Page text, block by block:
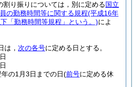
割り振りについては，別に定める国立
の勤務時間等に関する規程(平成16年
「勤務時間等規程」という。)によ
は， 次の各号に定める日とする。
の1月3日までの日(前号に定める休